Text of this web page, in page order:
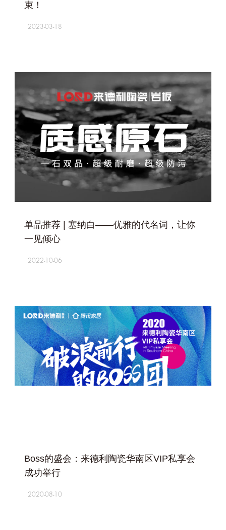
束！
2023-03-18
单品推荐 | 塞纳白——优雅的代名词，让你
一见倾心
2022-10-06
Boss的盛会：来德利陶瓷华南区VIP私享会
成功举行
2020-08-10